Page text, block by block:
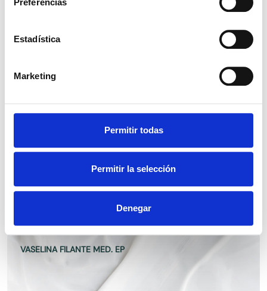
Estadística
Marketing
Permitir todas
Permitir la selección
Denegar
VASELINA LIQUIDA DENSA EP
VASELINA FILANTE MED. EP